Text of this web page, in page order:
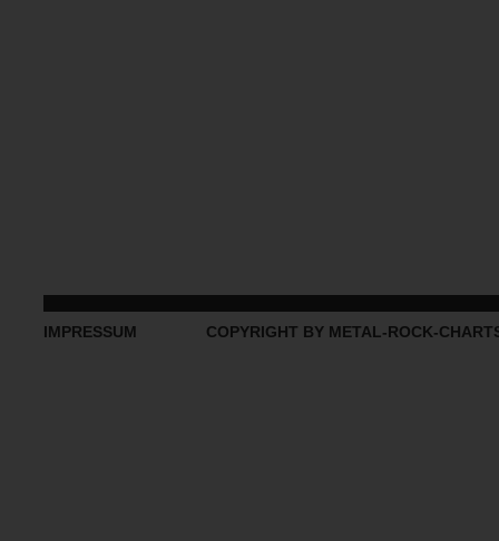
IMPRESSUM COPYRIGHT BY METAL-ROCK-